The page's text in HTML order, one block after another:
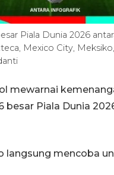
Piala Dunia 2026
Mexico City,
mewarnai
besar Piala Dunia
langsung mencoba